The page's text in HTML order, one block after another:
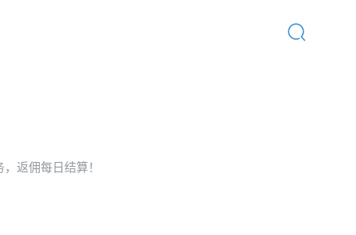
返佣每日结算！